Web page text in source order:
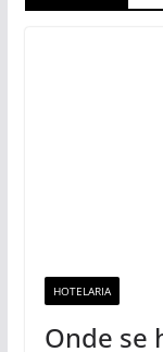
HOTELARIA
Onde se